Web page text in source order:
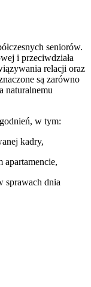
seniorów.
i przeciwdziała
relacji oraz
są zarówno
naturalnemu
w tym:
kadry,
sprawach dnia